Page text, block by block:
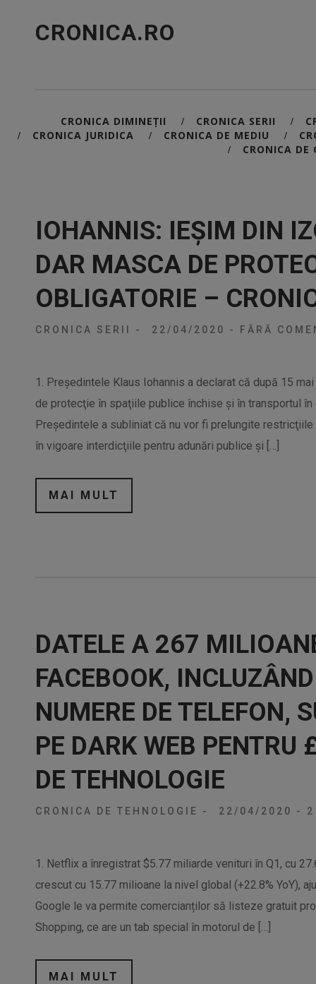
CRONICA.RO
CRONICA DIMINEȚII / CRONICA SERII /
/ CRONICA JURIDICA / CRONICA DE MEDIU /
/ CRONICA DE
IOHANNIS: IEȘIM DIN
DAR MASCA DE
OBLIGATORIE –
CRONICA SERII - 22/04/2020 - FĂRĂ
1. Preşedintele Klaus Iohannis a declarat că după 15
de protecţie în spaţiile publice închise şi în transportul în
Preşedintele a subliniat că nu vor fi prelungite
în vigoare interdicţiile pentru adunări publice şi […]
MAI MULT
DATELE A 267
FACEBOOK,
NUMERE DE TELEFON,
PE DARK WEB
DE TEHNOLOGIE
CRONICA DE TEHNOLOGIE - 22/04/2020 -
1. Netflix a înregistrat $5.77 miliarde venituri în Q1, cu
crescut cu 15.77 milioane la nivel global (+22.8% YoY),
Google le va permite comercianților să listeze gratuit
Shopping, ce are un tab special în motorul de […]
MAI MULT